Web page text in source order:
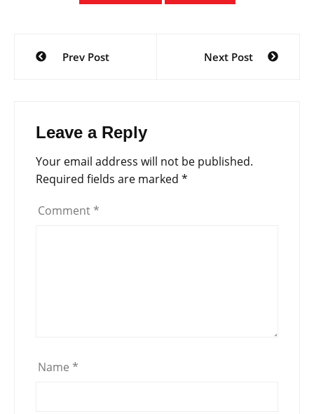
navigation
Prev Post Next Post
Leave a Reply
Your email address will not be published.
Required fields are marked *
Comment *
Name *